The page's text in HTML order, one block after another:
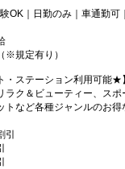
OK｜日勤のみ｜車通勤
※規定有り）
・ステーション利用可能★】
ラク＆ビューティー、スポ
トなど各種ジャンルのお得